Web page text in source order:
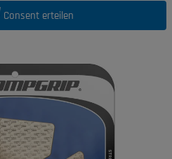
Consent erteilen